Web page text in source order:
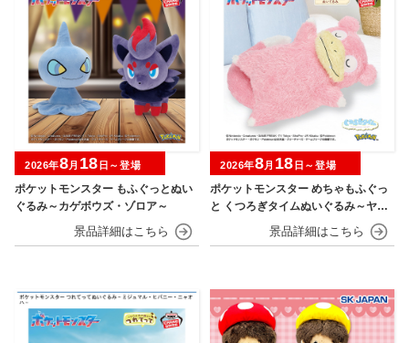
ポケットモンスター もふぐっとぬい
ぐるみ～カゲボウズ・ゾロア～
2026年8月 18 日～登場
ポケットモンスター めちゃもふぐっ
と くつろぎタイムぬいぐるみ～ヤド
2026年8月 18 日～登場